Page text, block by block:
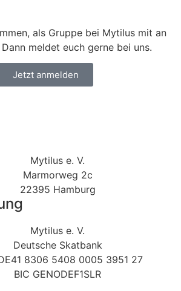
als Gruppe bei Mytilus mit an
meldet euch gerne bei uns.
Jetzt anmelden
Mytilus e. V.
Marmorweg 2c
22395 Hamburg
Mytilus e. V.
Deutsche Skatbank
8306 5408 0005 3951 27
BIC GENODEF1SLR